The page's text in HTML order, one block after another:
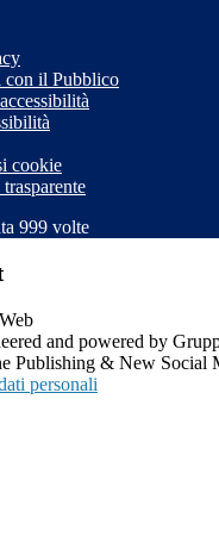
il Pubblico
cookie
999 volte
and powered by
Publishing & New Social
personali